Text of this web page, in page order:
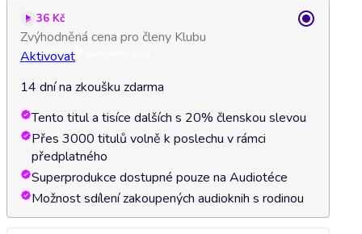
36 Kč
Zvýhodněná cena pro členy Klubu
Aktivovat
14 dní na zkoušku zdarma
Tento titul a tisíce dalších s 20% členskou slevou
Přes 3000 titulů volně k poslechu v rámci
předplatného
Superprodukce dostupné pouze na Audiotéce
Možnost sdílení zakoupených audioknih s rodinou